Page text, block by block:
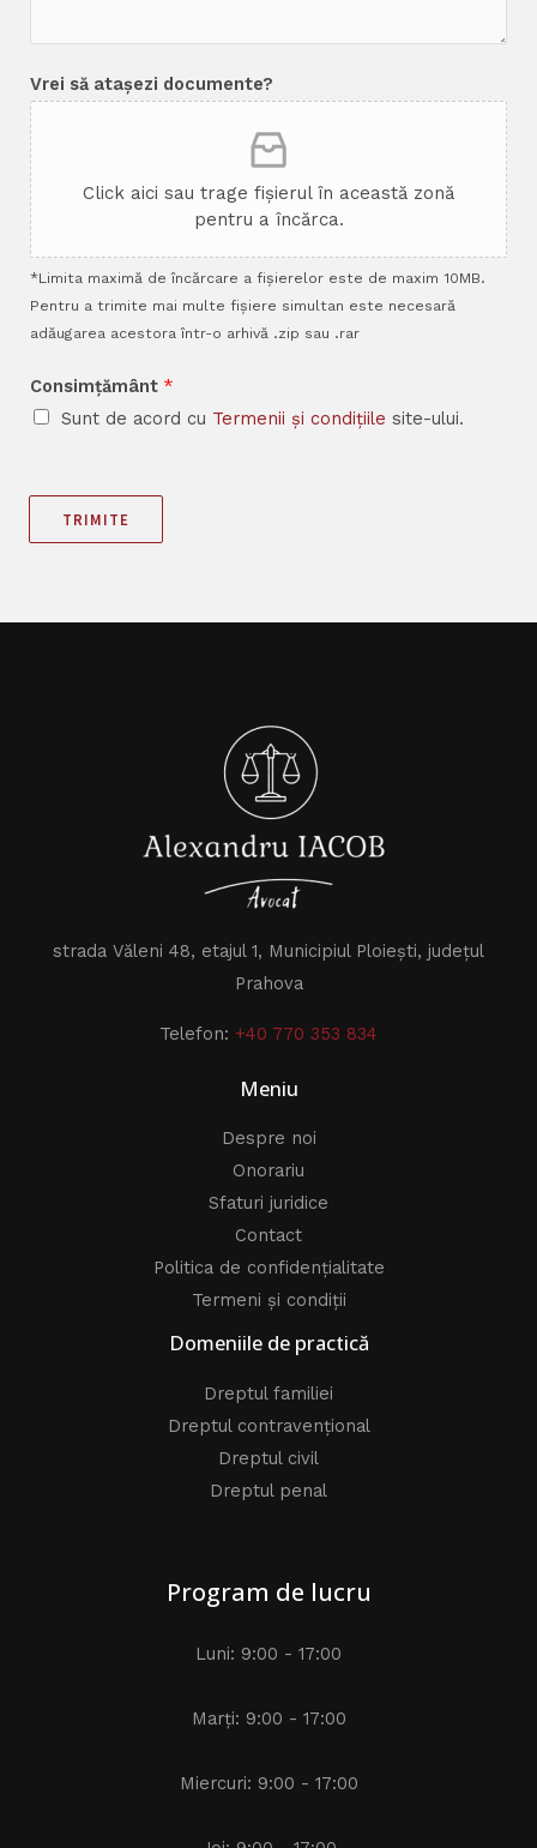
Vrei să atașezi documente?
Click aici sau trage fișierul în această zonă
pentru a încărca.
*Limita maximă de încărcare a fișierelor este de maxim 10MB.
Pentru a trimite mai multe fișiere simultan este necesară
adăugarea acestora într-o arhivă .zip sau .rar
Consimțământ *
Sunt de acord cu Termenii și condițiile site-ului.
TRIMITE
strada Văleni 48, etajul 1, Municipiul Ploiești, județul
Prahova
Telefon: +40 770 353 834
Meniu
Despre noi
Onorariu
Sfaturi juridice
Contact
Politica de confidențialitate
Termeni și condiții
Domeniile de practică
Dreptul familiei
Dreptul contravențional
Dreptul civil
Dreptul penal
Program de lucru
Luni: 9:00 - 17:00
Marți: 9:00 - 17:00
Miercuri: 9:00 - 17:00